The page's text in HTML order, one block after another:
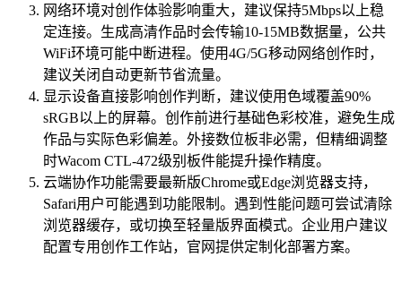
网络环境对创作体验影响重大，建议保持5Mbps以上稳
定连接。生成高清作品时会传输10-15MB数据量，公共
WiFi环境可能中断进程。使用4G/5G移动网络创作时，
建议关闭自动更新节省流量。
显示设备直接影响创作判断，建议使用色域覆盖90%
sRGB以上的屏幕。创作前进行基础色彩校准，避免生成
作品与实际色彩偏差。外接数位板非必需，但精细调整
时Wacom CTL-472级别板件能提升操作精度。
云端协作功能需要最新版Chrome或Edge浏览器支持，
Safari用户可能遇到功能限制。遇到性能问题可尝试清除
浏览器缓存，或切换至轻量版界面模式。企业用户建议
配置专用创作工作站，官网提供定制化部署方案。